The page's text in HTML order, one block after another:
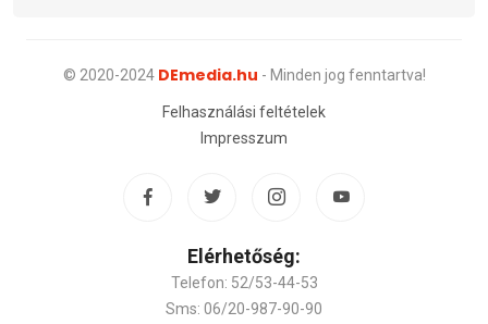
© 2020-2024 DEmedia.hu - Minden jog fenntartva!
Felhasználási feltételek
Impresszum
Elérhetőség:
Telefon: 52/53-44-53
Sms: 06/20-987-90-90